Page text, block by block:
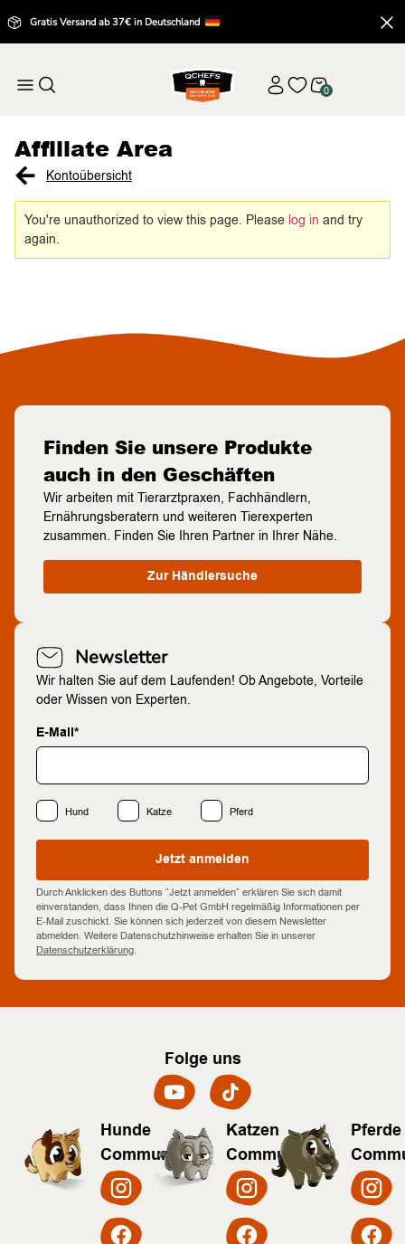
Gratis Versand ab 37€ in Deutschland
0
Affiliate Area
Kontoübersicht
You're unauthorized to view this page. Please log in and try
again.
Finden Sie unsere Produkte
auch in den Geschäften
Wir arbeiten mit Tierarztpraxen, Fachhändlern,
Ernährungsberatern und weiteren Tierexperten
zusammen. Finden Sie Ihren Partner in Ihrer Nähe.
Zur Händlersuche
Newsletter
Wir halten Sie auf dem Laufenden! Ob Angebote, Vorteile
oder Wissen von Experten.
E-Mail*
Hund Katze Pferd
Jetzt anmelden
Durch Anklicken des Buttons “Jetzt anmelden” erklären Sie sich damit
einverstanden, dass Ihnen die Q-Pet GmbH regelmäßig Informationen per
E-Mail zuschickt. Sie können sich jederzeit von diesem Newsletter
abmelden. Weitere Datenschutzhinweise erhalten Sie in unserer
Datenschutzerklärung.
Folge uns
Hunde
Community
Katzen
Community
Pferde